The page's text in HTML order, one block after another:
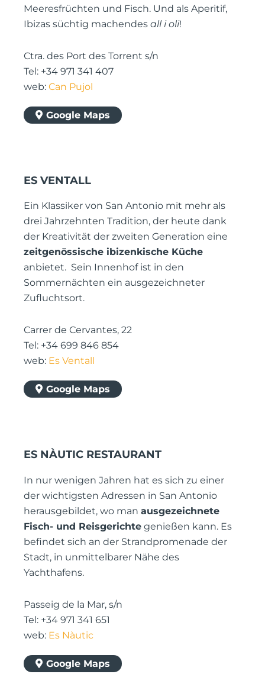
Meeresfrüchten und Fisch. Und als Aperitif,
Ibizas süchtig machendes all i oli!
Ctra. des Port des Torrent s/n
Tel: +34 971 341 407
web: Can Pujol
Google Maps
ES VENTALL
Ein Klassiker von San Antonio mit mehr als
drei Jahrzehnten Tradition, der heute dank
der Kreativität der zweiten Generation eine
zeitgenössische ibizenkische Küche
anbietet. Sein Innenhof ist in den
Sommernächten ein ausgezeichneter
Zufluchtsort.
Carrer de Cervantes, 22
Tel: +34 699 846 854
web: Es Ventall
Google Maps
ES NÀUTIC RESTAURANT
In nur wenigen Jahren hat es sich zu einer
der wichtigsten Adressen in San Antonio
herausgebildet, wo man ausgezeichnete
Fisch- und Reisgerichte genießen kann. Es
befindet sich an der Strandpromenade der
Stadt, in unmittelbarer Nähe des
Yachthafens.
Passeig de la Mar, s/n
Tel: +34 971 341 651
web: Es Nàutic
Google Maps